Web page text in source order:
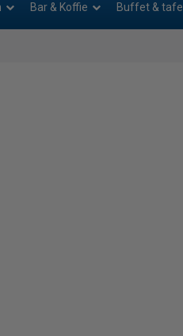
Bar & Koffie Buffet & tafel